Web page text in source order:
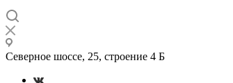
Северное шоссе, 25, строение 4 Б